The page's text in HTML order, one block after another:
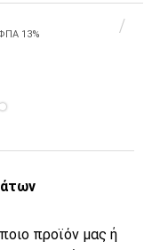
13%
προϊόν μας ή